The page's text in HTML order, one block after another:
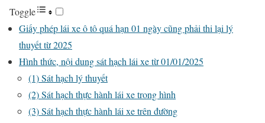
Toggle
Giấy phép lái xe ô tô quá hạn 01 ngày cũng phải thi lại lý
thuyết từ 2025
Hình thức, nội dung sát hạch lái xe từ 01/01/2025
(1) Sát hạch lý thuyết
(2) Sát hạch thực hành lái xe trong hình
(3) Sát hạch thực hành lái xe trên đường